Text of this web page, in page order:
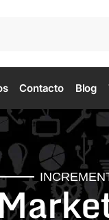
Contacto Blog